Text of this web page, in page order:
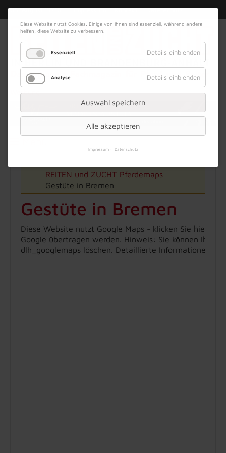
08. August 2026 Impressum|Kontakt|Datenschutz
Werbung
REITEN und ZUCHT Pferdemaps
Gestüte in Bremen
Gestüte in Bremen
Diese Website nutzt Google Maps - klicken Sie hier,
Google übertragen werden. Hinweis: Sie können Ihre
dlh_googlemaps löschen. Detaillierte Informationen
Diese Website nutzt Cookies. Einige von ihnen sind essenziell, während andere
helfen, diese Website zu verbessern.
Essenziell Details einblenden
Analyse Details einblenden
Auswahl speichern
Alle akzeptieren
Impressum Datenschutz